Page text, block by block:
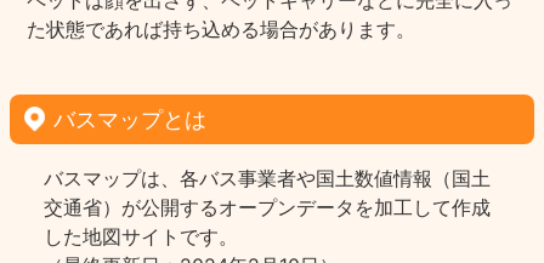
た状態であれば持ち込める場合があります。
バスマップとは
バスマップは、各バス事業者や国土数値情報（国土
交通省）が公開するオープンデータを加工して作成
した地図サイトです。